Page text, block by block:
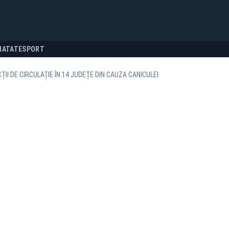
SPORT
DE CIRCULAȚIE ÎN 14 JUDEȚE DIN CAUZA CANICULEI